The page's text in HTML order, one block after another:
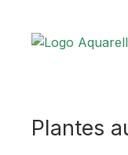
Plantes